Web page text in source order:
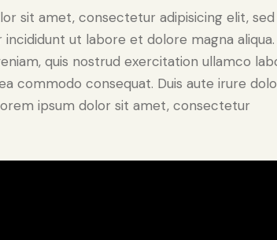
sit amet, consectetur adipisicing elit,
ut labore et dolore magna aliqua.
quis nostrud exercitation ullamco
commodo consequat. Duis aute irure
ipsum dolor sit amet, consectetur